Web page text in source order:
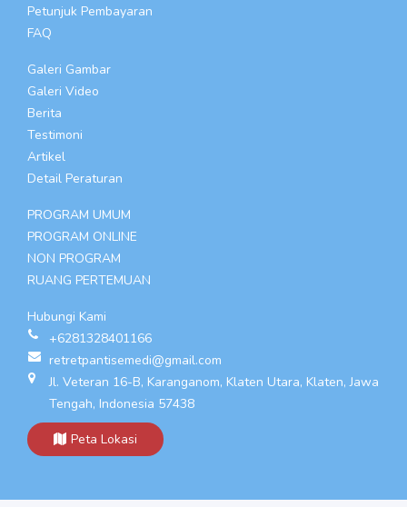
Petunjuk Pembayaran
FAQ
Galeri Gambar
Galeri Video
Berita
Testimoni
Artikel
Detail Peraturan
PROGRAM UMUM
PROGRAM ONLINE
NON PROGRAM
RUANG PERTEMUAN
Hubungi Kami
+6281328401166
retretpantisemedi@gmail.com
Jl. Veteran 16-B, Karanganom, Klaten Utara, Klaten, Jawa
Tengah, Indonesia 57438
Peta Lokasi